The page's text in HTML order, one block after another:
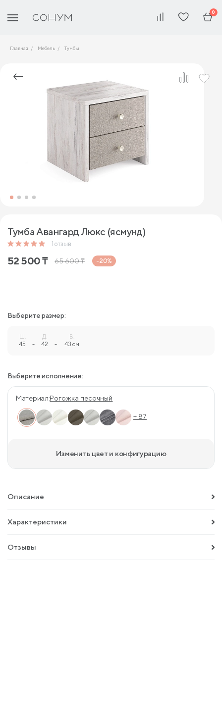
0
Главная Мебель Тумбы
Тумба Авангард Люкс (ясмунд)
1 отзыв
52 500₸ 65 600₸ -20%
Выберите размер:
Ш.
45 -
Д.
42 -
В.
43 см
Выберите исполнение:
Материал:Рогожка песочный
+ 87
Изменить цвет и конфигурацию
Описание
Характеристики
Отзывы